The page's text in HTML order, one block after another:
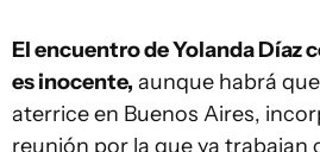
El encuentro de Yolanda Díaz
es inocente, aunque habrá
aterrice en Buenos Aires,
reunión por la que ya trabajan